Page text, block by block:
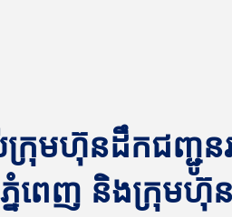
ក្រុមហ៊ុនដឹកជញ្ជូ
នំពេញ និងក្រុមហ៊ុន